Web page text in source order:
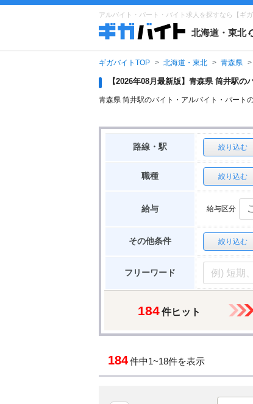
アルバイト・パート・バイト求人を探すなら【ギガ
北海道・東北
ギガバイトTOP 北海道・東北 青森県
【2026年08月最新版】青森県 筒井駅
青森県 筒井駅のバイト・アルバイト・パート
路線・駅 絞り込む
職種 絞り込む
給与 給与区分
その他条件 絞り込む
フリーワード
184件ヒット
184件中1~18件を表示